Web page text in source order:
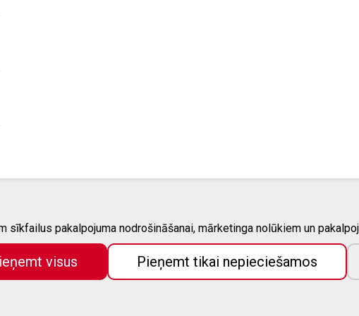
SAISTĪTIE PROJEKTI
sīkfailus pakalpojuma nodrošināšanai, mārketinga nolūkiem un
visus Pieņemt tikai nepieciešamos